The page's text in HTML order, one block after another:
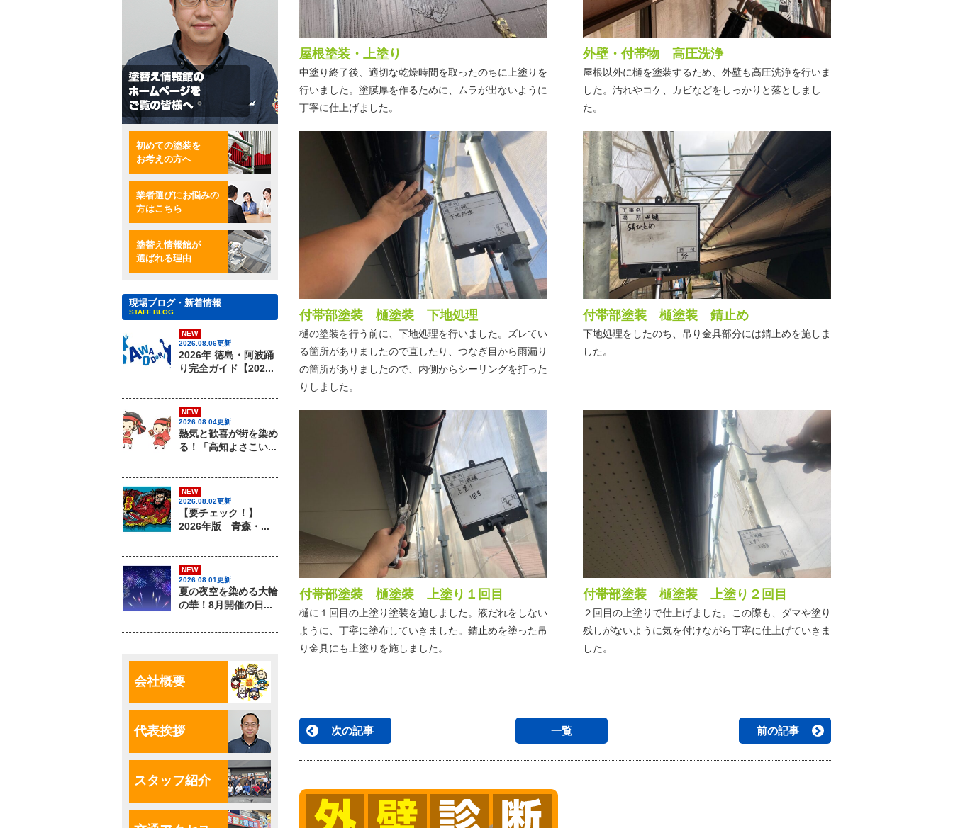
屋根塗装・上塗り
中塗り終了後、適切な乾燥時間を取ったのちに上塗りを
行いました。塗膜厚を作るために、ムラが出ないように
丁寧に仕上げました。
外壁・付帯物 高圧洗浄
屋根以外に樋を塗装するため、外壁も高圧洗浄を行いま
した。汚れやコケ、カビなどをしっかりと落としまし
た。
付帯部塗装 樋塗装 下地処理
樋の塗装を行う前に、下地処理を行いました。ズレてい
る箇所がありましたので直したり、つなぎ目から雨漏り
の箇所がありましたので、内側からシーリングを打った
りしました。
付帯部塗装 樋塗装 錆止め
下地処理をしたのち、吊り金具部分には錆止めを施しま
した。
付帯部塗装 樋塗装 上塗り１回目
樋に１回目の上塗り塗装を施しました。液だれをしない
ように、丁寧に塗布していきました。錆止めを塗った吊
り金具にも上塗りを施しました。
付帯部塗装 樋塗装 上塗り２回目
２回目の上塗りで仕上げました。この際も、ダマや塗り
残しがないように気を付けながら丁寧に仕上げていきま
した。
次の記事 一覧 前の記事
初めての塗装を
お考えの方へ
業者選びにお悩みの
方はこちら
塗替え情報館が
選ばれる理由
現場ブログ・新着情報
STAFF BLOG
NEW
2026.08.06更新
2026年 徳島・阿波踊
り完全ガイド【202...
NEW
2026.08.04更新
熱気と歓喜が街を染め
る！「高知よさこい...
NEW
2026.08.02更新
【要チェック！】
2026年版 青森・...
NEW
2026.08.01更新
夏の夜空を染める大輪
の華！8月開催の日...
会社概要
代表挨拶
スタッフ紹介